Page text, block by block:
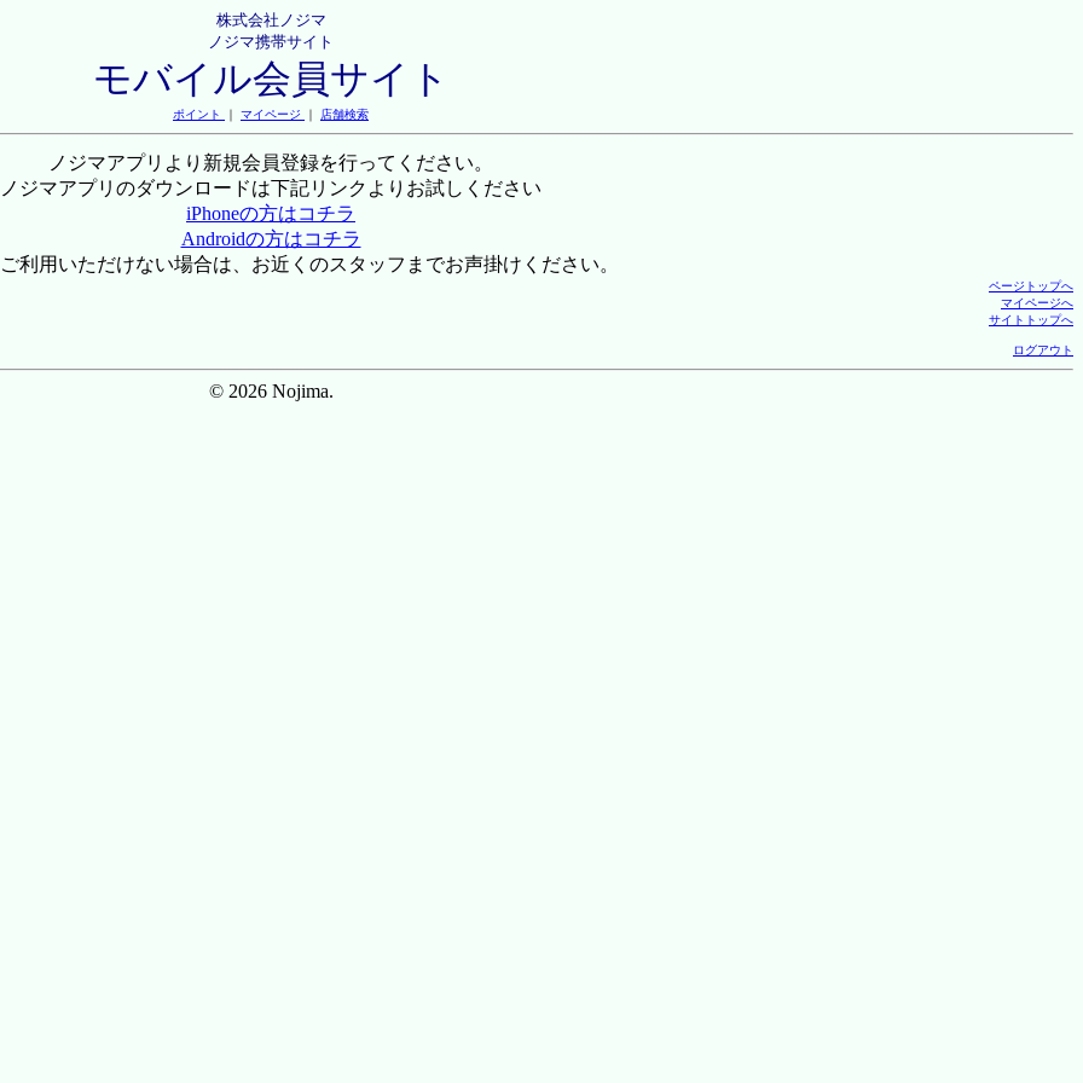
株式会社ノジマ
ノジマ携帯サイト
モバイル会員サイト
ポイント ｜ マイページ ｜ 店舗検索
ノジマアプリより新規会員登録を行ってください。
ノジマアプリのダウンロードは下記リンクよりお試しください
iPhoneの方はコチラ
Androidの方はコチラ
利用いただけない場合は、お近くのスタッフまでお声掛けください。
ページトップへ
マイページへ
サイトトップへ
ログアウト
© 2026 Nojima.